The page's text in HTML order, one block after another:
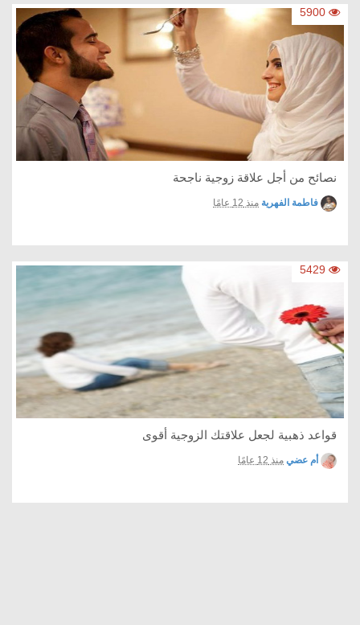
5900
نصائح من أجل علاقة زوجية ناجحة
فاطمة الفهرية منذ 12 عامًا
5429
قواعد ذهبية لجعل علاقتك الزوجية أقوى
أم عضي منذ 12 عامًا